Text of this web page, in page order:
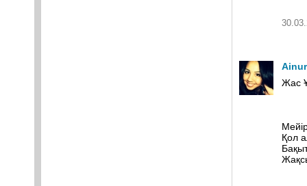
Жас
Қол